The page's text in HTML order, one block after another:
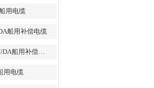
用电缆
船用补偿电缆
CKXFEPXF/DA船用补偿电缆
用电缆